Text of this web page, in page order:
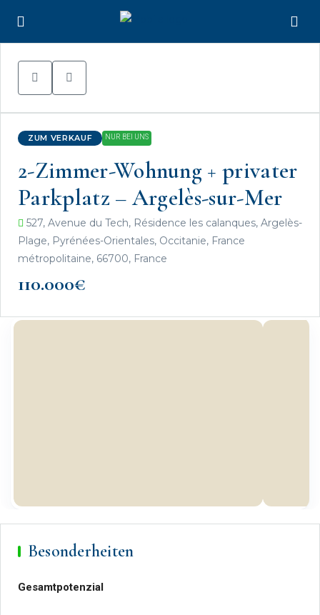
ZUM VERKAUF NUR BEI UNS
2-Zimmer-Wohnung + privater
Parkplatz – Argelès-sur-Mer
527, Avenue du Tech, Résidence les calanques, Argelès-
Plage, Pyrénées-Orientales, Occitanie, France
métropolitaine, 66700, France
110.000€
Besonderheiten
Gesamtpotenzial